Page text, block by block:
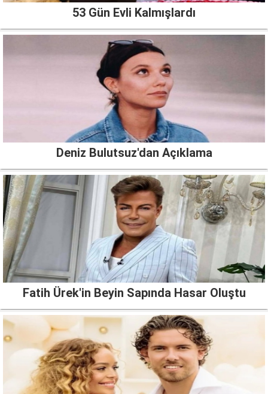
53 Gün Evli Kalmışlardı
Deniz Bulutsuz'dan Açıklama
Fatih Ürek'in Beyin Sapında Hasar Oluştu